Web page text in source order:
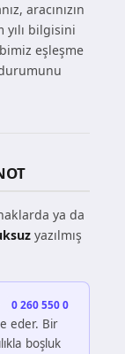
aracınızın
bilgisini
eşleşme
ya da
yazılmış
0 260 550 0
eder. Bir
boşluk